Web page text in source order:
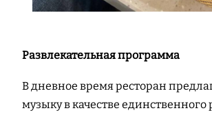
Развлекательная программа
В дневное время ресторан
музыку в качестве единственного